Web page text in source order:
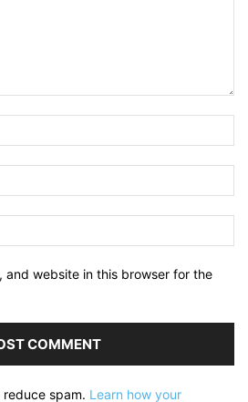
and website in this browser for the
spam. Learn how your